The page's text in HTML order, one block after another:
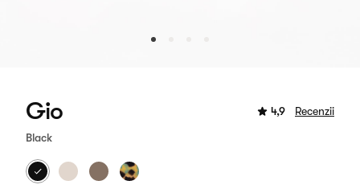
Gio 4,9 Recenzii
Black